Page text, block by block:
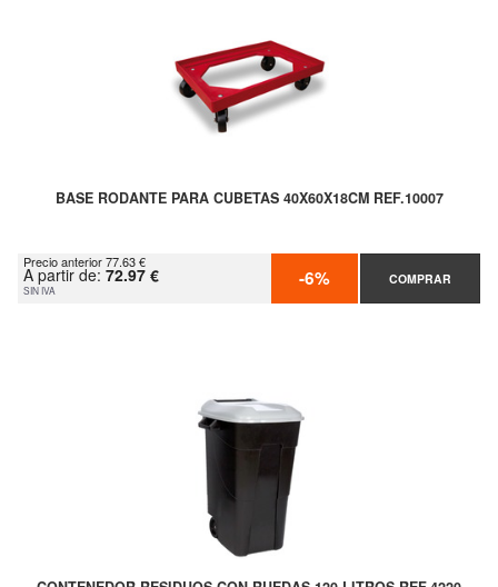
BASE RODANTE PARA CUBETAS 40X60X18CM REF.10007
Precio anterior 77.63 €
A partir de: 72.97 €
SIN IVA -6% COMPRAR